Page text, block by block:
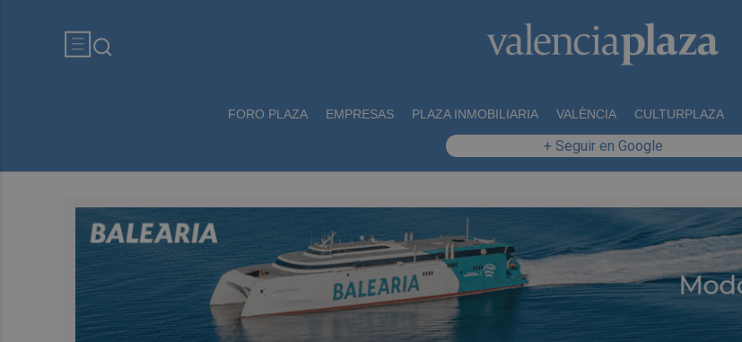
FORO PLAZA EMPRESAS PLAZA INMOBILIARIA VALÈNCIA CULTURPLAZA
+ Seguir en Google